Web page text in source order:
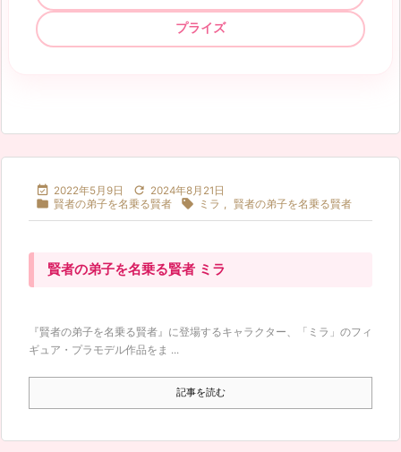
プライズ
 2022年5月9日  2024年8月21日
 賢者の弟子を名乗る賢者  ミラ , 賢者の弟子を名乗る賢者
賢者の弟子を名乗る賢者 ミラ
『賢者の弟子を名乗る賢者』に登場するキャラクター、「ミラ」のフィ
ギュア・プラモデル作品をま ...
記事を読む